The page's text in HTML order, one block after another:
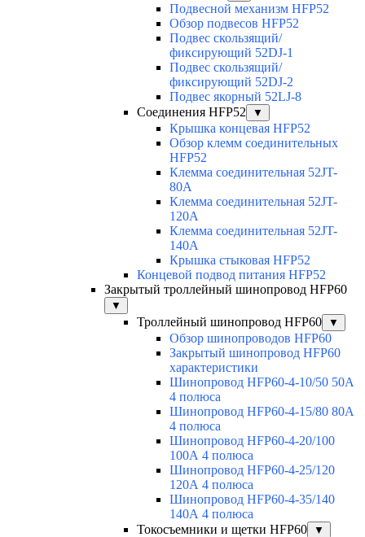
Подвесной механизм HFP52
Обзор подвесов HFP52
Подвес скользящий/
фиксирующий 52DJ-1
Подвес скользящий/
фиксирующий 52DJ-2
Подвес якорный 52LJ-8
Соединения HFP52
▼
Крышка концевая HFP52
Обзор клемм соединительных
HFP52
Клемма соединительная 52JT-
80A
Клемма соединительная 52JT-
120A
Клемма соединительная 52JT-
140A
Крышка стыковая HFP52
Концевой подвод питания HFP52
Закрытый троллейный шинопровод HFP60
▼
Троллейный шинопровод HFP60 ▼
Обзор шинопроводов HFP60
Закрытый шинопровод HFP60
характеристики
Шинопровод HFP60-4-10/50 50А
4 полюса
Шинопровод HFP60-4-15/80 80А
4 полюса
Шинопровод HFP60-4-20/100
100А 4 полюса
Шинопровод HFP60-4-25/120
120А 4 полюса
Шинопровод HFP60-4-35/140
140А 4 полюса
Токосъемники и щетки HFP60
▼